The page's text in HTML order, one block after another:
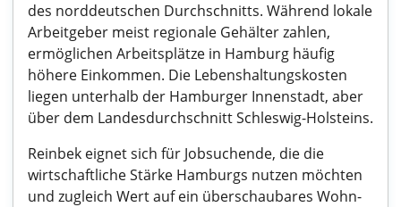
des norddeutschen Durchschnitts. Während lokale
Arbeitgeber meist regionale Gehälter zahlen,
ermöglichen Arbeitsplätze in Hamburg häufig
höhere Einkommen. Die Lebenshaltungskosten
liegen unterhalb der Hamburger Innenstadt, aber
über dem Landesdurchschnitt Schleswig-Holsteins.
Reinbek eignet sich für Jobsuchende, die die
wirtschaftliche Stärke Hamburgs nutzen möchten
und zugleich Wert auf ein überschaubares Wohn-